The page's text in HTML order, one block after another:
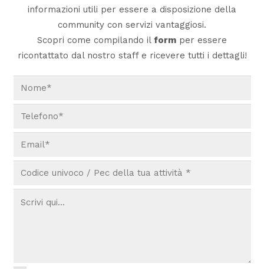
informazioni utili per essere a disposizione della
community con servizi vantaggiosi.
Scopri come compilando il form per essere
ricontattato dal nostro staff e ricevere tutti i dettagli!